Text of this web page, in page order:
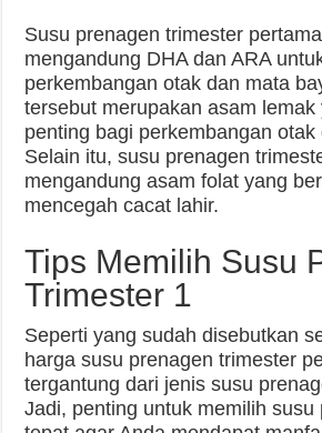
Susu prenagen trimester
mengandung DHA dan ARA
perkembangan otak dan mata
tersebut merupakan asam lemak
penting bagi perkembangan otak
Selain itu, susu prenagen
mengandung asam folat yang
mencegah cacat lahir.
Tips Memilih Susu
Trimester 1
Seperti yang sudah disebutkan
harga susu prenagen trimester
tergantung dari jenis susu
Jadi, penting untuk memilih susu